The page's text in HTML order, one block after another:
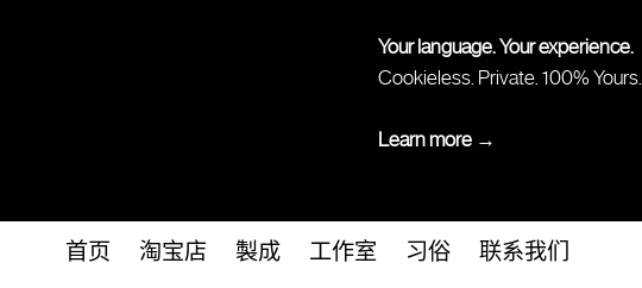
Your language. Your experience.
Cookieless. Private. 100% Yours.
Learn more →
首页 淘宝店 製成 工作室 习俗 联系我们